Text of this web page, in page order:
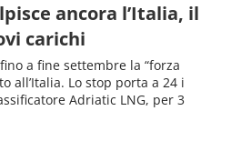
ancora l’Italia, il
carichi
a fine settembre la “forza
all’Italia. Lo stop porta a 24 i
Adriatic LNG, per 3